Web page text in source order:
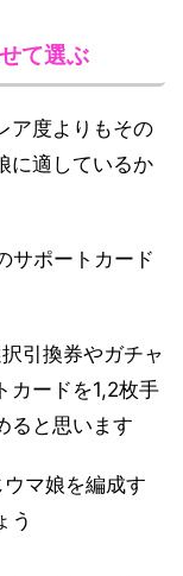
て選ぶ
ア度よりもその
に適しているか
サポートカード
引換券やガチャ
カードを1,2枚手
ると思います
マ娘を編成す
う